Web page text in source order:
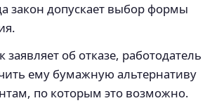
закон допускает выбор формы
заявляет об отказе, работодатель
ему бумажную альтернативу
по которым это возможно.